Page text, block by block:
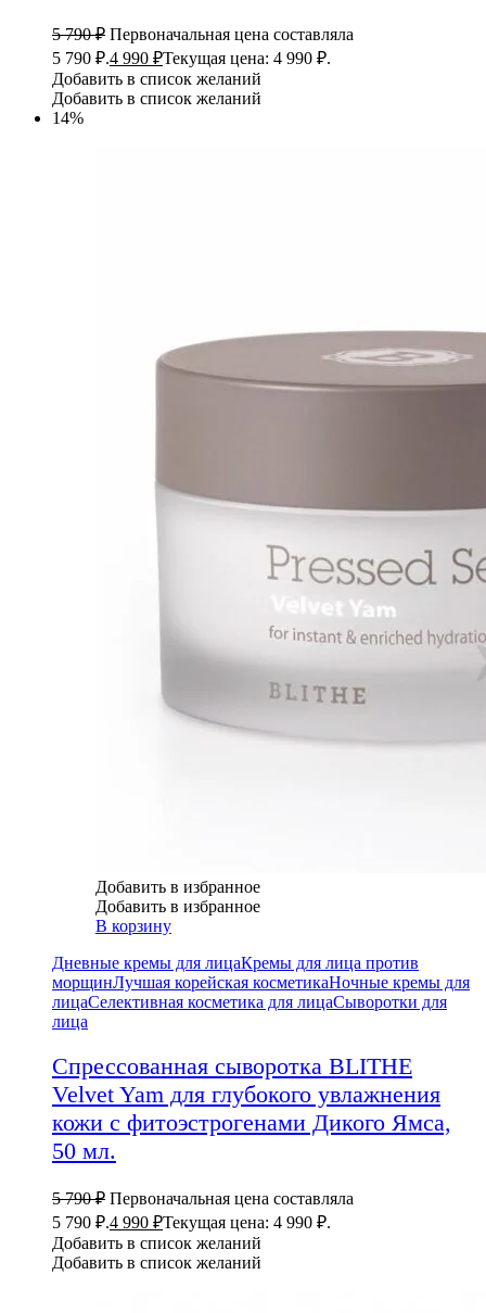
5 790₽ Первоначальная цена составляла
5 790 ₽.4 990 ₽Текущая цена: 4 990 ₽.
Добавить в список желаний
Добавить в список желаний
14%
Добавить в избранное
Добавить в избранное
В корзину
Дневные кремы для лицаКремы для лица против
морщинЛучшая корейская косметикаНочные кремы для
лицаСелективная косметика для лицаСыворотки для
лица
Спрессованная сыворотка BLITHE
Velvet Yam для глубокого увлажнения
кожи с фитоэстрогенами Дикого Ямса,
50 мл.
5 790₽ Первоначальная цена составляла
5 790 ₽.4 990 ₽Текущая цена: 4 990 ₽.
Добавить в список желаний
Добавить в список желаний